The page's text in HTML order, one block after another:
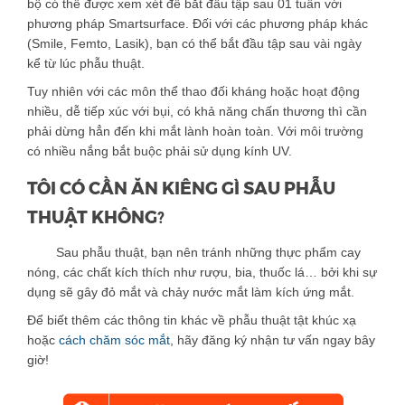
bộ có thể được xem xét để bắt đầu tập sau 01 tuần với
phương pháp Smartsurface. Đối với các phương pháp khác
(Smile, Femto, Lasik), bạn có thể bắt đầu tập sau vài ngày
kể từ lúc phẫu thuật.
Tuy nhiên với các môn thể thao đối kháng hoặc hoạt động
nhiều, dễ tiếp xúc với bụi, có khả năng chấn thương thì cần
phải dừng hẳn đến khi mắt lành hoàn toàn. Với môi trường
có nhiều nắng bắt buộc phải sử dụng kính UV.
TÔI CÓ CẦN ĂN KIÊNG GÌ SAU PHẪU
THUẬT KHÔNG?
Sau phẫu thuật, bạn nên tránh những thực phẩm cay
nóng, các chất kích thích như rượu, bia, thuốc lá… bởi khi sự
dụng sẽ gây đỏ mắt và chảy nước mắt làm kích ứng mắt.
Để biết thêm các thông tin khác về phẫu thuật tật khúc xạ
hoặc cách chăm sóc mắt, hãy đăng ký nhận tư vấn ngay bây
giờ!